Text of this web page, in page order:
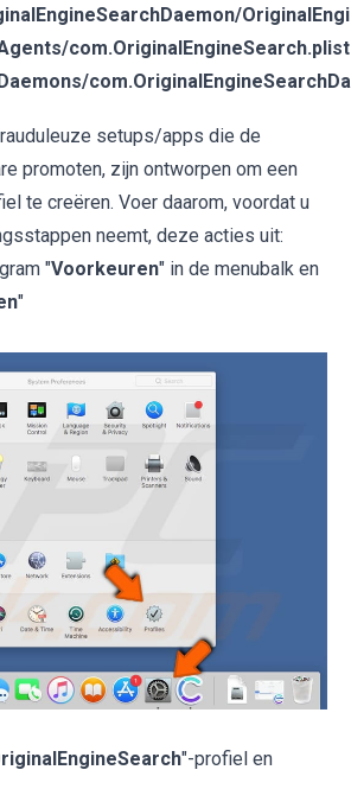
com.OriginalEngineSearch.plist
setups/apps die de
promoten, zijn ontworpen om een
te creëren. Voer daarom, voordat u
neemt, deze acties uit:
"Voorkeuren" in de menubalk en
"
"-profiel en